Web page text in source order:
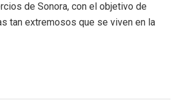
de Sonora, con el objetivo de
tan extremosos que se viven en la